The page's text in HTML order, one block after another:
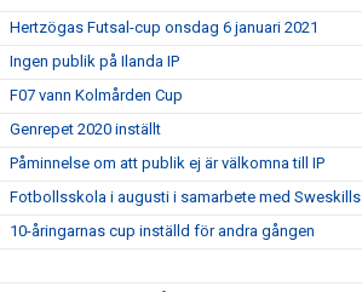
Hertzögas Futsal-cup onsdag 6 januari 2021
Ingen publik på Ilanda IP
F07 vann Kolmården Cup
Genrepet 2020 inställt
Påminnelse om att publik ej är välkomna till IP
Fotbollsskola i augusti i samarbete med Sweskills
10-åringarnas cup inställd för andra gången